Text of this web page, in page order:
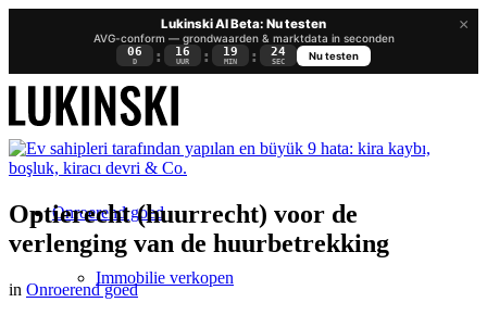
×
Lukinski AI Beta: Nu testen
AVG-conform — grondwaarden & marktdata in seconden
06
D : 16
UUR : 19
MIN : 24
SEC
Nu testen
Onroerend goed
Immobilie verkopen
Optierecht (huurrecht) voor de
verlenging van de huurbetrekking
in Onroerend goed